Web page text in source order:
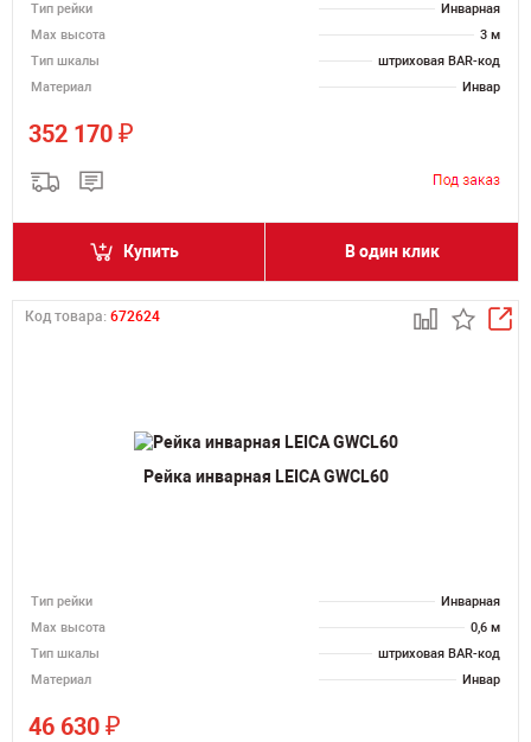
Тип рейки
Инварная
Мах высота
3 м
Тип шкалы
штриховая BAR-код
Материал
Инвар
352 170 ₽
Купить В один клик
Код товара: 672624
Рейка инварная LEICA GWCL60
Тип рейки
Инварная
Мах высота
0,6 м
Тип шкалы
штриховая BAR-код
Материал
Инвар
46 630 ₽